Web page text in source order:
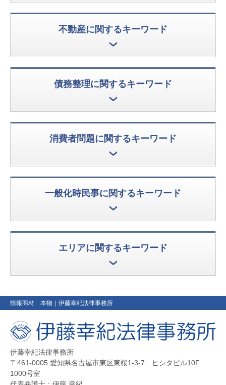
不動産に関するキーワード
債務整理に関するキーワード
消費者問題に関するキーワード
一般化時民事に関するキーワード
エリアに関するキーワード
情報商材 本物 ｜伊藤幸紀法律事務所
伊藤幸紀法律事務所
〒461-0005 愛知県名古屋市東区東桜1-3-7 ヒシタビル10F
1000号室